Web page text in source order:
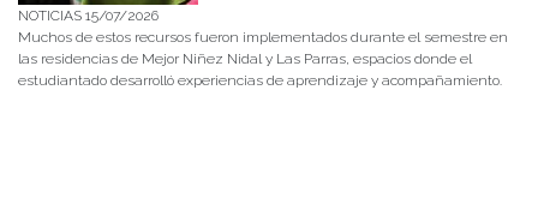
NOTICIAS 15/07/2026
Muchos de estos recursos fueron implementados durante el semestre en
las residencias de Mejor Niñez Nidal y Las Parras, espacios donde el
estudiantado desarrolló experiencias de aprendizaje y acompañamiento.